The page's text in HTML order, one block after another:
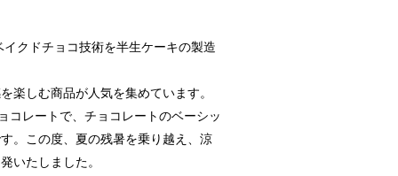
クドチョコ技術を半生ケーキの製造
しむ商品が人気を集めています。
レートで、チョコレートのベーシッ
。この度、夏の残暑を乗り越え、涼
いたしました。